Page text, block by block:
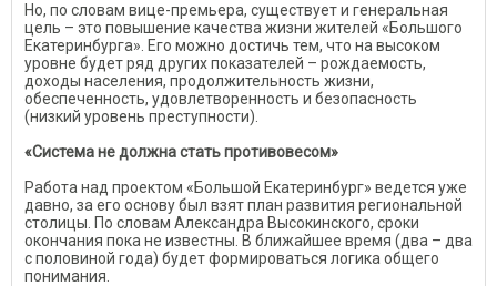
Но, по словам вице-премьера, существует и генеральная
цель – это повышение качества жизни жителей «Большого
Екатеринбурга». Его можно достичь тем, что на высоком
уровне будет ряд других показателей – рождаемость,
доходы населения, продолжительность жизни,
обеспеченность, удовлетворенность и безопасность
(низкий уровень преступности).
«Система не должна стать противовесом»
Работа над проектом «Большой Екатеринбург» ведется уже
давно, за его основу был взят план развития региональной
столицы. По словам Александра Высокинского, сроки
окончания пока не известны. В ближайшее время (два – два
с половиной года) будет формироваться логика общего
понимания.